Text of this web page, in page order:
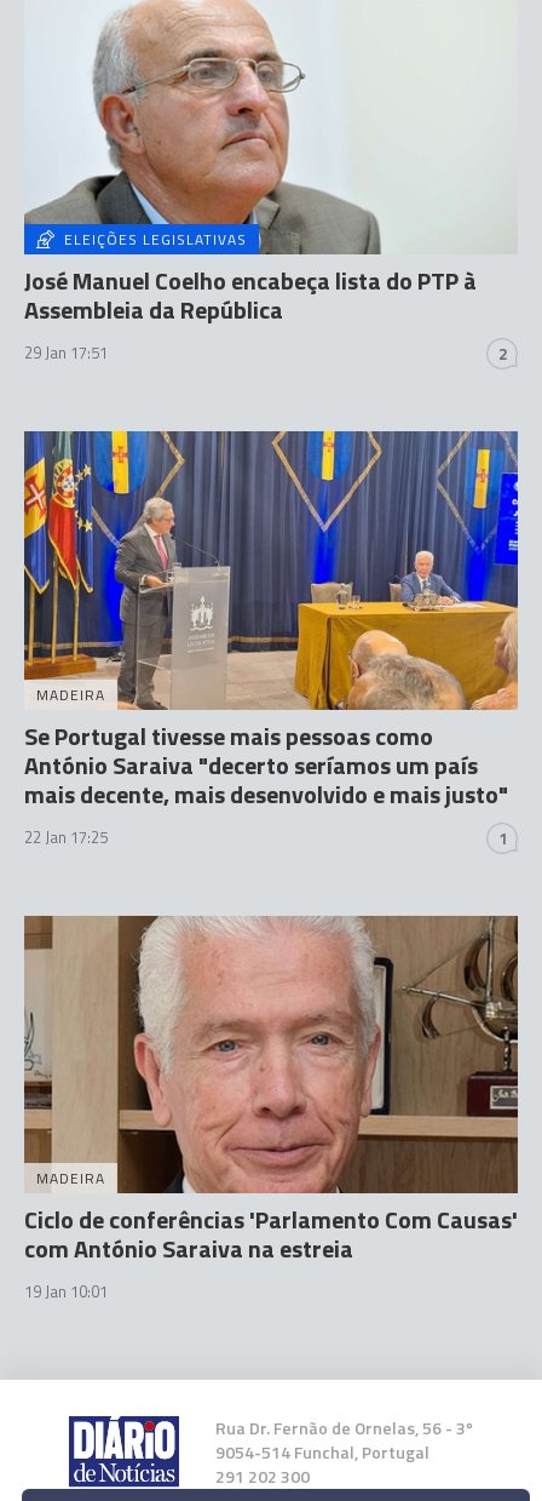
ELEIÇÕES LEGISLATIVAS
José Manuel Coelho encabeça lista do PTP à
Assembleia da República
29 Jan 17:51 2
MADEIRA
Se Portugal tivesse mais pessoas como
António Saraiva "decerto seríamos um país
mais decente, mais desenvolvido e mais justo"
22 Jan 17:25 1
MADEIRA
Ciclo de conferências 'Parlamento Com Causas'
com António Saraiva na estreia
19 Jan 10:01
Rua Dr. Fernão de Ornelas, 56 - 3º
9054-514 Funchal, Portugal
291 202 300